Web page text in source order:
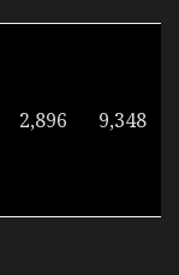
2,896 9,348